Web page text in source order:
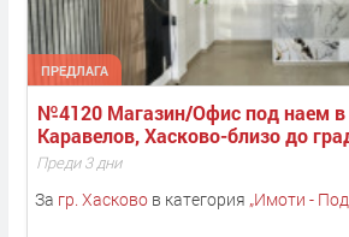
ПРЕДЛАГА
№4120 Магазин/Офис под наем
Каравелов, Хасково-близо до
Преди 3 дни
За гр. Хасковов категория „Имоти -